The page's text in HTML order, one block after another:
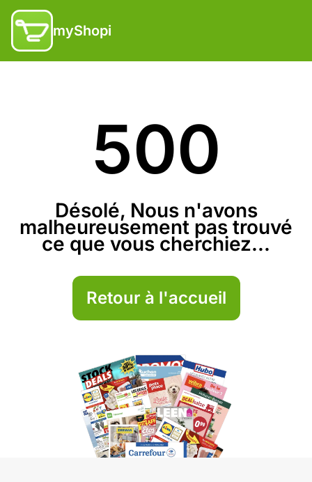
myShopi
500
Désolé, Nous n'avons
malheureusement pas trouvé
ce que vous cherchiez...
Retour à l'accueil